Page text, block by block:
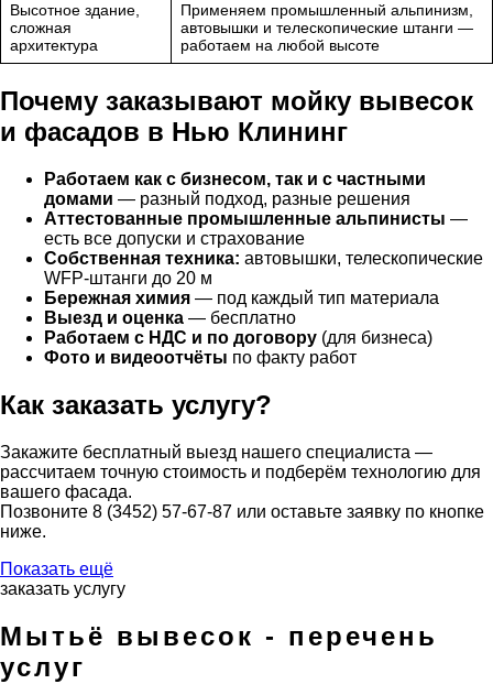
Высотное здание,
сложная
архитектура
Применяем промышленный альпинизм,
автовышки и телескопические штанги —
работаем на любой высоте
Почему заказывают мойку вывесок
и фасадов в Нью Клининг
Работаем как с бизнесом, так и с частными
домами — разный подход, разные решения
Аттестованные промышленные альпинисты —
есть все допуски и страхование
Собственная техника: автовышки, телескопические
WFP-штанги до 20 м
Бережная химия — под каждый тип материала
Выезд и оценка — бесплатно
Работаем с НДС и по договору (для бизнеса)
Фото и видеоотчёты по факту работ
Как заказать услугу?
Закажите бесплатный выезд нашего специалиста —
рассчитаем точную стоимость и подберём технологию для
вашего фасада.
Позвоните 8 (3452) 57-67-87 или оставьте заявку по кнопке
ниже.
Показать ещё
заказать услугу
Мытьё вывесок - перечень
услуг